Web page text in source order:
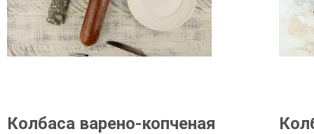
Колбаса варено-копченая